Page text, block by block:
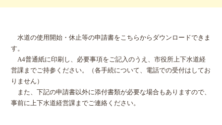
水道の使用開始・休止等の申請書をこちらからダウンロードできま
す。
A4普通紙に印刷し、必要事項をご記入のうえ、市役所上下水道経
営課までご持参ください。（各手続について、電話での受付はしてお
りません）
また、下記の申請書以外に添付書類が必要な場合もありますので、
事前に上下水道経営課までご連絡ください。